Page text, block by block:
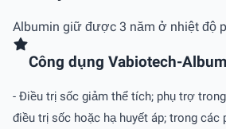
Albumin giữ được 3 năm ở nhiệt độ
Công dụng Vabiotech-
- Ðiều trị sốc giảm thể tích; phụ trợ
điều trị sốc hoặc hạ huyết áp; trong